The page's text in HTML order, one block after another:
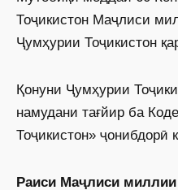
Тоҷикистон Маҷлиси
Ҷумҳурии Тоҷикистон
Қонуни Ҷумҳурии
намудани тағйир ба
Тоҷикистон» ҷонибдорӣ
Раиси Маҷлиси